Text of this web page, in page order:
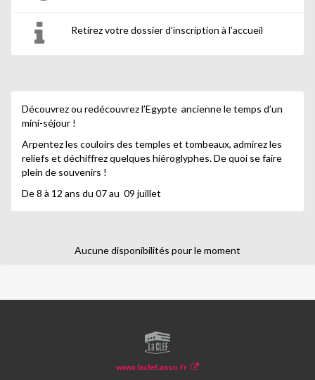
Retirez votre dossier d’inscription à l’accueil
Découvrez ou redécouvrez l’Egypte ancienne le temps d’un
mini-séjour !
Arpentez les couloirs des temples et tombeaux, admirez les
reliefs et déchiffrez quelques hiéroglyphes. De quoi se faire
plein de souvenirs !
De 8 à 12 ans du 07 au 09 juillet
Aucune disponibilités pour le moment
LA
CLEF
www.laclef.asso.fr